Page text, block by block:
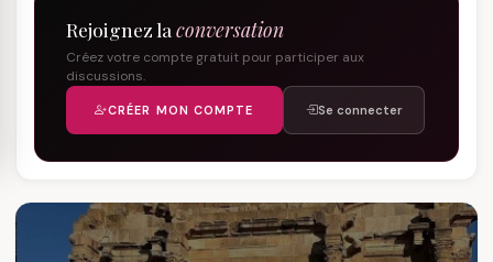
Rejoignez la conversation
Créez votre compte gratuit pour participer aux
discussions.
CRÉER MON COMPTE Se connecter